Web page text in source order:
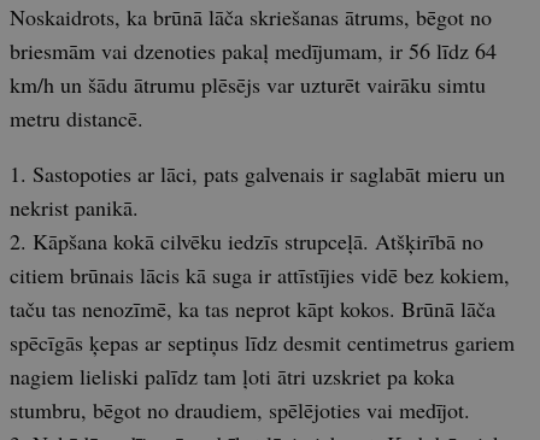
Noskaidrots, ka brūnā lāča skriešanas ātrums, bēgot no
briesmām vai dzenoties pakaļ medījumam, ir 56 līdz 64
km/h un šādu ātrumu plēsējs var uzturēt vairāku simtu
metru distancē.
1. Sastopoties ar lāci, pats galvenais ir saglabāt mieru un
nekrist panikā.
2. Kāpšana kokā cilvēku iedzīs strupceļā. Atšķirībā no
citiem brūnais lācis kā suga ir attīstījies vidē bez kokiem,
taču tas nenozīmē, ka tas neprot kāpt kokos. Brūnā lāča
spēcīgās ķepas ar septiņus līdz desmit centimetrus gariem
nagiem lieliski palīdz tam ļoti ātri uzskriet pa koka
stumbru, bēgot no draudiem, spēlējoties vai medījot.